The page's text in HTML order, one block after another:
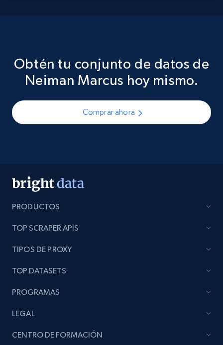
Obtén tu conjunto de datos de
Neiman Marcus hoy mismo.
Comprar ahora
PRODUCTOS
TOP SCRAPER APIS
TIPOS DE PROXY
TOP DATASETS
PROGRAMAS
LEGAL
CENTRO DE FORMACIÓN